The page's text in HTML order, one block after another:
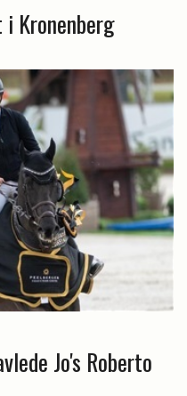
Kronenberg
Jo's Roberto